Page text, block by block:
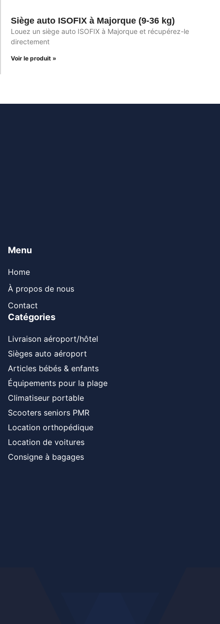
Siège auto ISOFIX à Majorque (9-36 kg)
Louez un siège auto ISOFIX à Majorque et récupérez-le
directement
Voir le produit »
Menu
Home
À propos de nous
Contact
Catégories
Livraison aéroport/hôtel
Sièges auto aéroport
Articles bébés & enfants
Équipements pour la plage
Climatiseur portable
Scooters seniors PMR
Location orthopédique
Location de voitures
Consigne à bagages